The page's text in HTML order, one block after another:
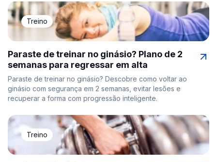
Treino
Paraste de treinar no ginásio? Plano de 2
semanas para regressar em alta
Paraste de treinar no ginásio? Descobre como voltar ao
ginásio com segurança em 2 semanas, evitar lesões e
recuperar a forma com progressão inteligente.
Treino